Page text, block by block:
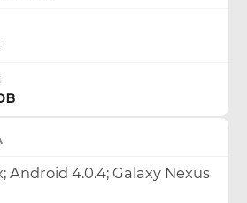
Android 4.0.4; Galaxy Nexus